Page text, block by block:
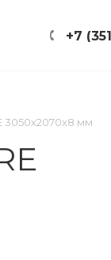
+7
3050х2070х8 мм